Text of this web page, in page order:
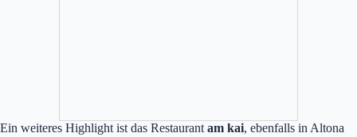
Ein weiteres Highlight ist das Restaurantam kai, ebenfalls in Altona